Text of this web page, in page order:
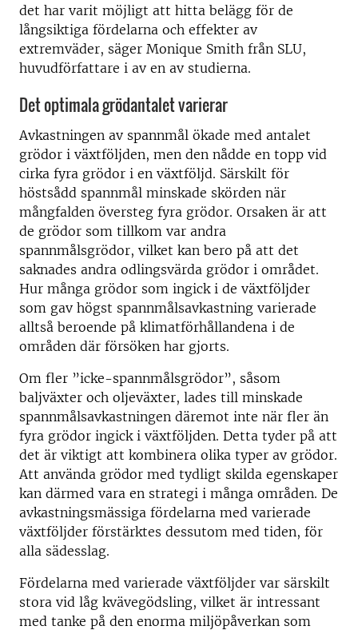
det har varit möjligt att hitta belägg för de
långsiktiga fördelarna och effekter av
extremväder, säger Monique Smith från SLU,
huvudförfattare i av en av studierna.
Det optimala grödantalet varierar
Avkastningen av spannmål ökade med antalet
grödor i växtföljden, men den nådde en topp vid
cirka fyra grödor i en växtföljd. Särskilt för
höstsådd spannmål minskade skörden när
mångfalden översteg fyra grödor. Orsaken är att
de grödor som tillkom var andra
spannmålsgrödor, vilket kan bero på att det
saknades andra odlingsvärda grödor i området.
Hur många grödor som ingick i de växtföljder
som gav högst spannmålsavkastning varierade
alltså beroende på klimatförhållandena i de
områden där försöken har gjorts.
Om fler ”icke-spannmålsgrödor”, såsom
baljväxter och oljeväxter, lades till minskade
spannmålsavkastningen däremot inte när fler än
fyra grödor ingick i växtföljden. Detta tyder på att
det är viktigt att kombinera olika typer av grödor.
Att använda grödor med tydligt skilda egenskaper
kan därmed vara en strategi i många områden. De
avkastningsmässiga fördelarna med varierade
växtföljder förstärktes dessutom med tiden, för
alla sädesslag.
Fördelarna med varierade växtföljder var särskilt
stora vid låg kvävegödsling, vilket är intressant
med tanke på den enorma miljöpåverkan som